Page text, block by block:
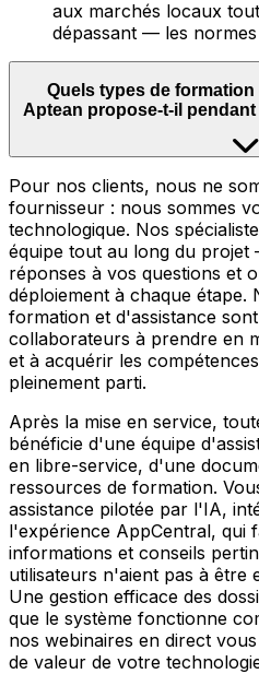
aux marchés locaux
dépassant — les
Quels types de
Aptean propose-t-il
Pour nos clients, nous ne
fournisseur : nous sommes
technologique. Nos
équipe tout au long du
réponses à vos questions et
déploiement à chaque étape.
formation et d'assistance
collaborateurs à prendre en
et à acquérir les
pleinement parti.
Après la mise en service,
bénéficie d'une équipe
en libre-service, d'une
ressources de formation.
assistance pilotée par l'IA,
l'expérience AppCentral, qui
informations et conseils
utilisateurs n'aient pas à être
Une gestion efficace des
que le système fonctionne
nos webinaires en direct
de valeur de votre